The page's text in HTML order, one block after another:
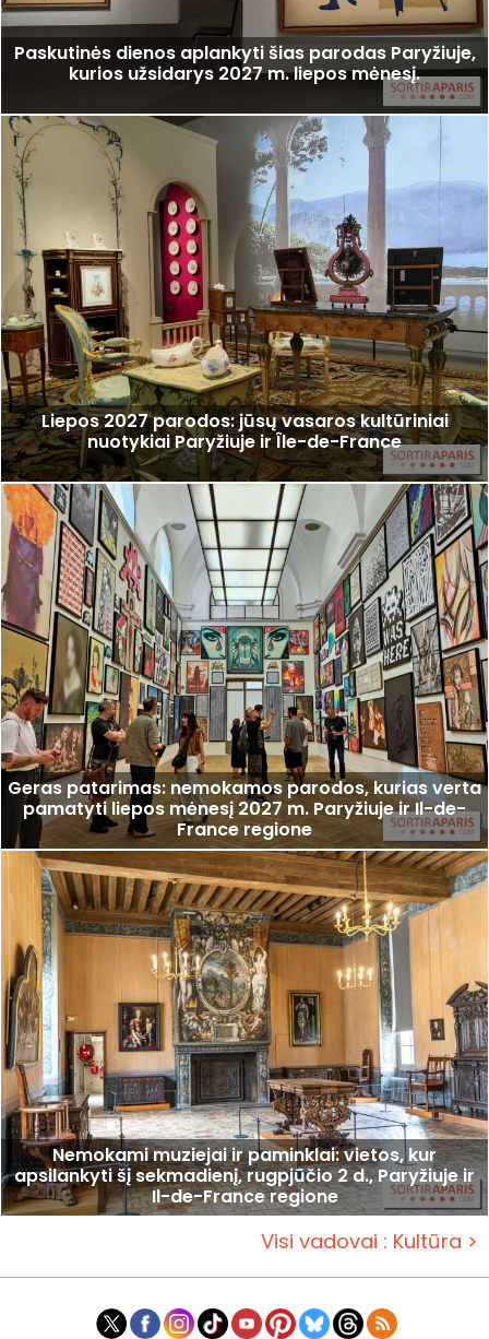
Paskutinės dienos aplankyti šias parodas Paryžiuje,
kurios užsidarys 2027 m. liepos mėnesį.
Liepos 2027 parodos: jūsų vasaros kultūriniai
nuotykiai Paryžiuje ir Île-de-France
Geras patarimas: nemokamos parodos, kurias verta
pamatyti liepos mėnesį 2027 m. Paryžiuje ir Il-de-
France regione
Nemokami muziejai ir paminklai: vietos, kur
apsilankyti šį sekmadienį, rugpjūčio 2 d., Paryžiuje ir
Il-de-France regione
Visi vadovai : Kultūra >